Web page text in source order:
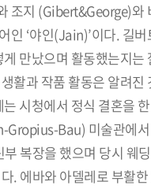
조지 (Gibert&George)
인 ‘야인(Jain)’이다. 길
만났으며 활동했는지
활과 작품 활동은 알려
시청에서 정식 결혼을
Bau) 미술관에
복장을 했으며 당시 웨
. 에바와 아델레로 부활